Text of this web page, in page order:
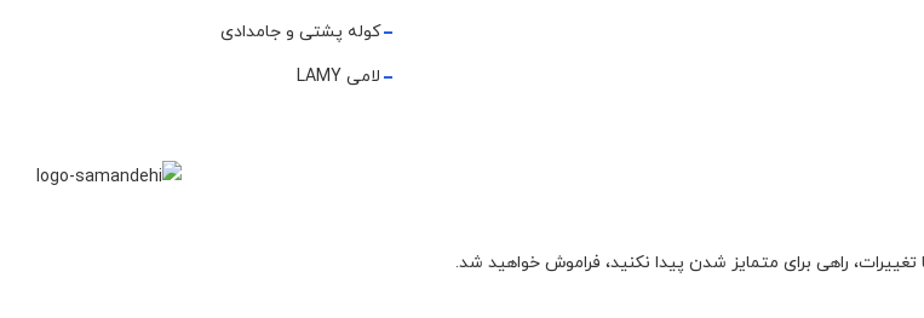
کوله پشتی و جامدادی
لامی LAMY
راهی برای متمایز شدن پیدا نکنید، فراموش خواهید شد.